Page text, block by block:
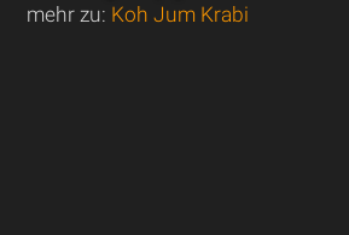
mehr zu: Koh Jum Krabi